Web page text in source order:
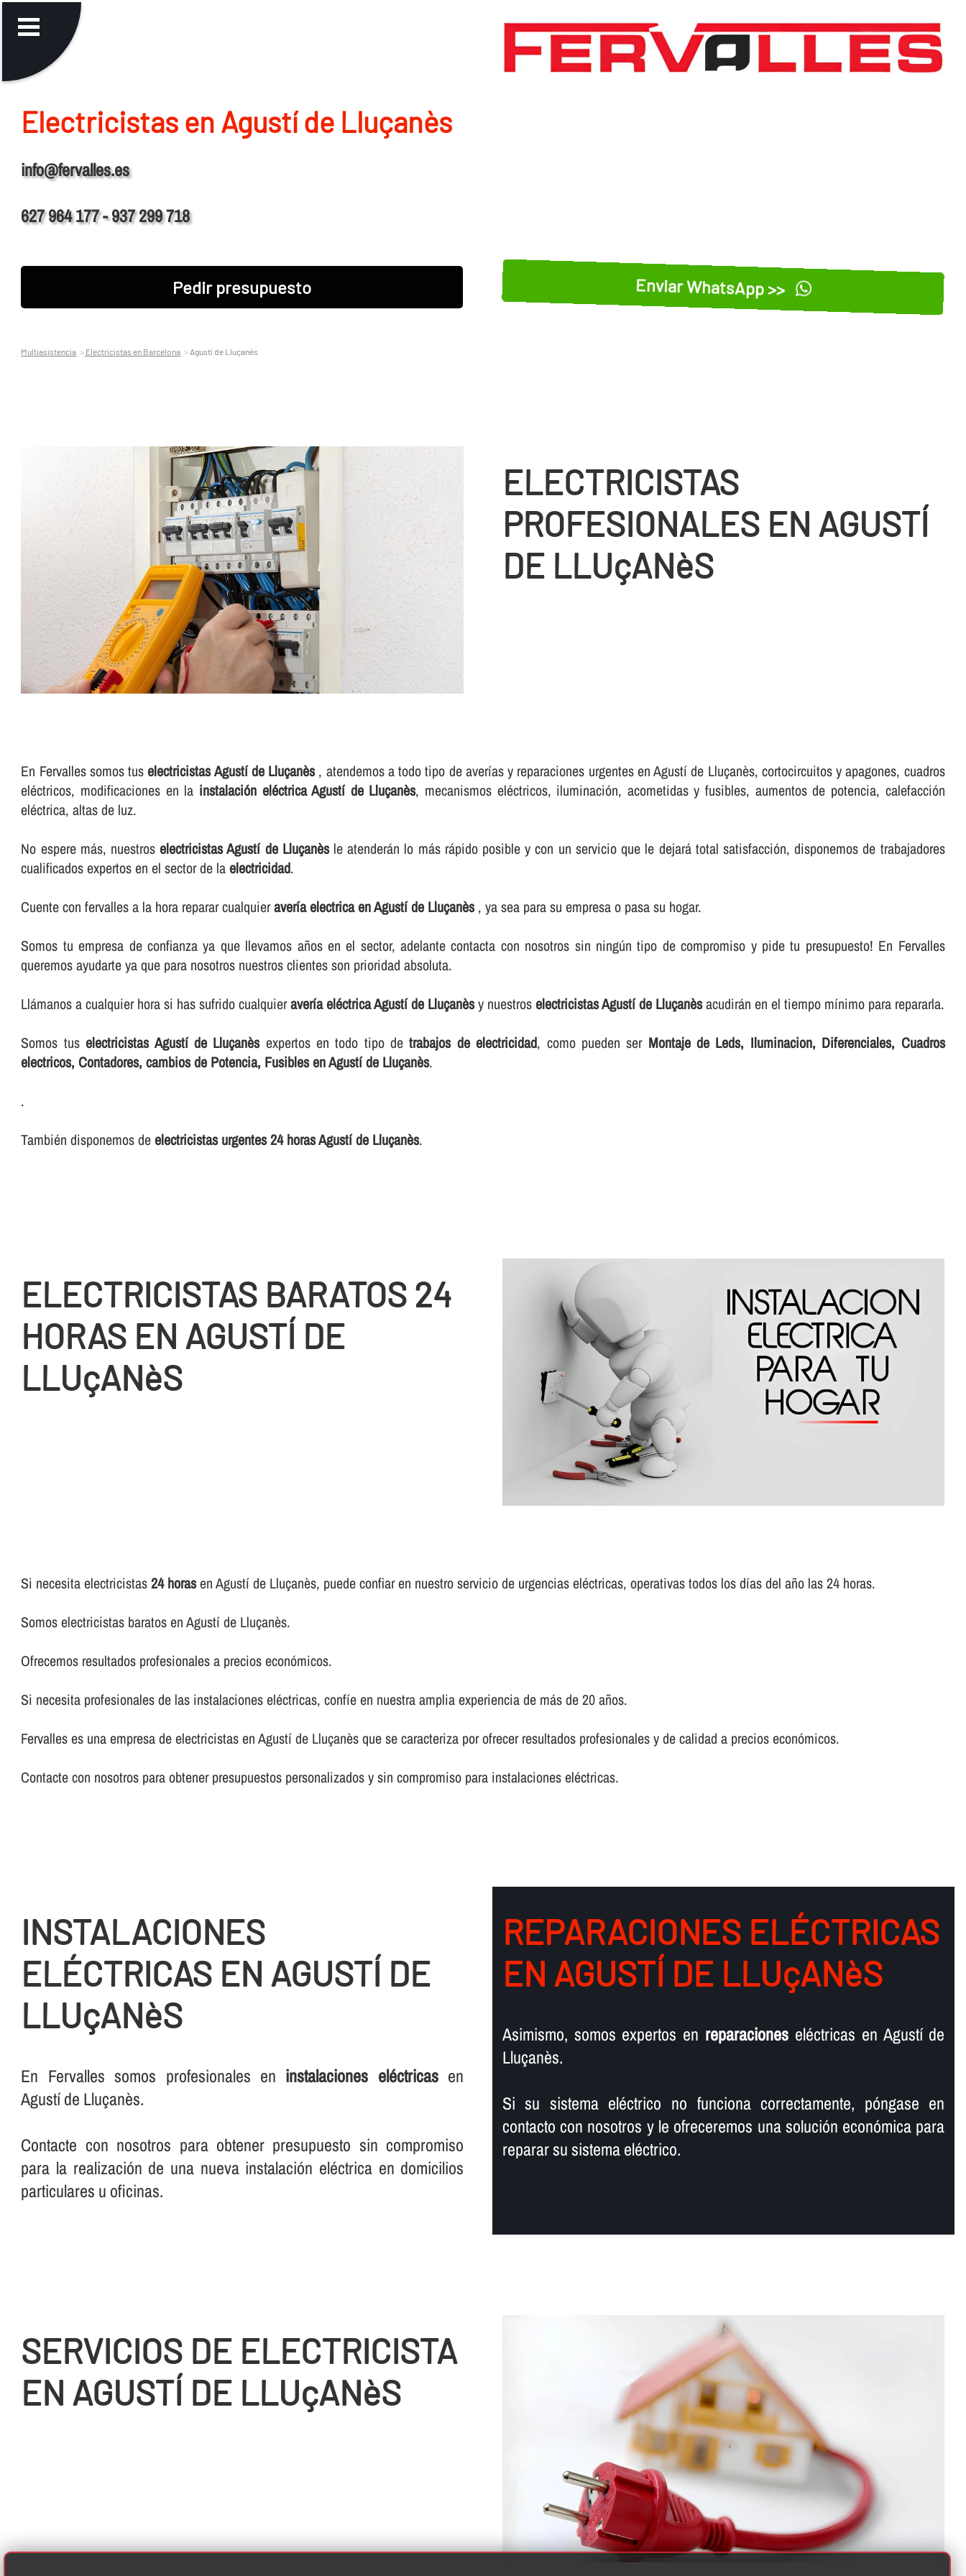
Electricistas en Agustí de Lluçanès
info@fervalles.es
627 964 177 - 937 299 718
Pedir presupuesto Enviar WhatsApp >>
Multiasistencia Electricistas en Barcelona Agustí de Lluçanès
ELECTRICISTAS
PROFESIONALES EN AGUSTÍ
DE LLUçANèS
En Fervalles somos tuselectricistas Agustí de Lluçanès, atendemos a todo tipo de averí­as y reparaciones urgentes en Agustí de Lluçanès, cortocircuitos y apagones, cuadros
eléctricos, modificaciones en la instalación eléctrica Agustí de Lluçanès, mecanismos eléctricos, iluminación, acometidas y fusibles, aumentos de potencia, calefacción
eléctrica, altas de luz.
No espere más, nuestroselectricistas Agustí de Lluçanèsle atenderán lo más rápido posible y con un servicio que le dejará total satisfacción, disponemos de trabajadores
cualificados expertos en el sector de laelectricidad.
Cuente con fervalles a la hora reparar cualquieraverí­a electrica en Agustí de Lluçanès, ya sea para su empresa o pasa su hogar.
Somos tu empresa de confianza ya que llevamos años en el sector, adelante contacta con nosotros sin ningún tipo de compromiso y pide tu presupuesto! En Fervalles
queremos ayudarte ya que para nosotros nuestros clientes son prioridad absoluta.
Llámanos a cualquier hora si has sufrido cualquieraverí­a eléctrica Agustí de Lluçanèsy nuestroselectricistas Agustí de Lluçanèsacudirán en el tiempo mí­nimo para repararla.
Somos tuselectricistas Agustí de Lluçanèsexpertos en todo tipo detrabajos de electricidad, como pueden ser Montaje de Leds, Iluminacion, Diferenciales, Cuadros
electricos, Contadores, cambios de Potencia, Fusibles en Agustí de Lluçanès.
.
También disponemos deelectricistas urgentes 24 horas Agustí de Lluçanès.
ELECTRICISTAS BARATOS 24
HORAS EN AGUSTÍ DE
LLUçANèS
Si necesita electricistas24 horasen Agustí de Lluçanès, puede confiar en nuestro servicio de urgencias eléctricas, operativas todos los dí­as del año las 24 horas.
Somos electricistas baratos en Agustí de Lluçanès.
Ofrecemos resultados profesionales a precios económicos.
Si necesita profesionales de las instalaciones eléctricas, confí­e en nuestra amplia experiencia de más de 20 años.
Fervalles es una empresa de electricistas en Agustí de Lluçanès que se caracteriza por ofrecer resultados profesionales y de calidad a precios económicos.
Contacte con nosotros para obtener presupuestos personalizados y sin compromiso para instalaciones eléctricas.
INSTALACIONES
ELÉCTRICAS EN AGUSTÍ DE
LLUçANèS
En Fervalles somos profesionales en instalaciones eléctricasen
Agustí de Lluçanès.
Contacte con nosotros para obtener presupuesto sin compromiso
para la realización de una nueva instalación eléctrica en domicilios
particulares u oficinas.
REPARACIONES ELÉCTRICAS
EN AGUSTÍ DE LLUçANèS
Asimismo, somos expertos en reparaciones eléctricas en Agustí de
Lluçanès.
Si su sistema eléctrico no funciona correctamente, póngase en
contacto con nosotros y le ofreceremos una solución económica para
reparar su sistema eléctrico.
SERVICIOS DE ELECTRICISTA
EN AGUSTÍ DE LLUçANèS